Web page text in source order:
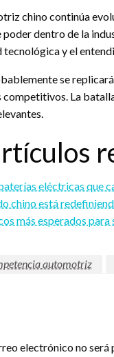
chino continúa
poder dentro de la
tecnológica y el
se
competitivos. La
eléctricas que
chino está
más esperados
automotriz
electrónico no será